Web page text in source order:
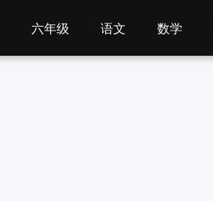
六年级 语文 数学